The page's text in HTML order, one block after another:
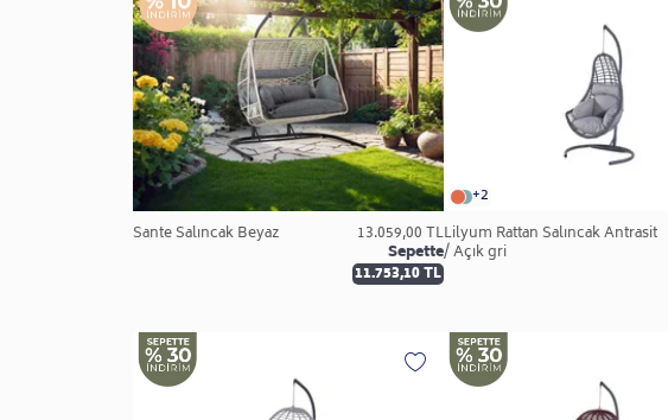
Sante Salıncak Beyaz 13.059,00 TL
Sepette
11.753,10 TL
+2
Lilyum Rattan Salıncak Antrasit
/ Açık gri